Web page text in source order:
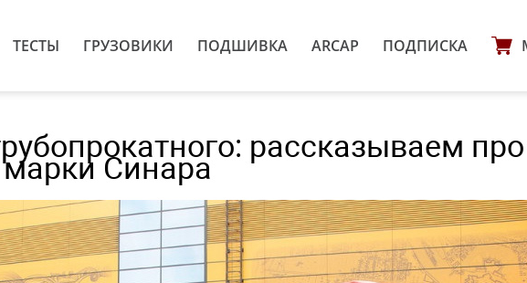
ТЕСТЫ ГРУЗОВИКИ ПОДШИВКА ARCAP ПОДПИСКА
рассказываем про
Синара